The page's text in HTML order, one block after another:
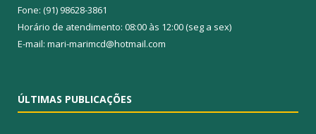
Fone: (91) 98628-3861
Horário de atendimento: 08:00 às 12:00 (seg a sex)
E-mail: mari-marimcd@hotmail.com
ÚLTIMAS PUBLICAÇÕES